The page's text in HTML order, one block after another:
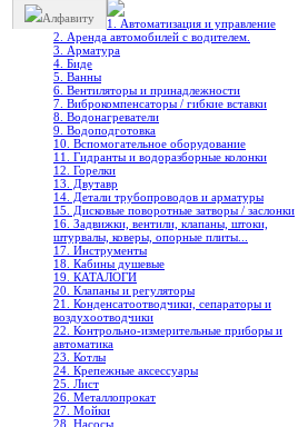
Алфавиту
1. Автоматизация и управление
2. Аренда автомобилей с водителем.
3. Арматура
4. Биде
5. Ванны
6. Вентиляторы и принадлежности
7. Виброкомпенсаторы / гибкие вставки
8. Водонагреватели
9. Водоподготовка
10. Вспомогательное оборудование
11. Гидранты и водоразборные колонки
12. Горелки
13. Двутавр
14. Детали трубопроводов и арматуры
15. Дисковые поворотные затворы / заслонки
16. Задвижки, вентили, клапаны, штоки,
штурвалы, коверы, опорные плиты...
17. Инструменты
18. Кабины душевые
19. КАТАЛОГИ
20. Клапаны и регуляторы
21. Конденсатоотводчики, сепараторы и
воздухоотводчики
22. Контрольно-измерительные приборы и
автоматика
23. Котлы
24. Крепежные аксессуары
25. Лист
26. Металлопрокат
27. Мойки
28. Насосы